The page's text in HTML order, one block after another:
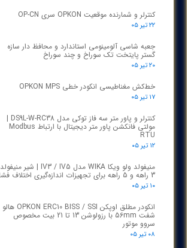
کنترلر و شمارنده موقعیت OPKON سری OP-CN
۲۲ تیر ۰۵
جعبه شاسی آلومینومی استاندارد و محافظ دار سازه
گستر پایتخت تک سوراخ و چند سوراخ
۲۰ تیر ۰۵
خط‌کش مغناطیسی انکودر خطی OPKON MPS
۱۷ تیر ۰۵
کنترلر و پاور متر سه فاز توکی مدل DS9L-W-RC38 |
مولتی فانکشن پاور متر دیجیتال با ارتباط Modbus
RTU
۱۲ تیر ۰۵
منیفولد ولو ویکا WIKA مدل IV3 / IV5 | شیر منیفولد
3 راهه و 5 راهه برای تجهیزات اندازه‌گیری اختلاف فشار
۱۰ تیر ۰۵
انکودر مطلق اوپکن OPKON ERC10 BISS / SSI هالو
شفت 56mm با رزولوشن 13 تا 21 بیت مخصوص
سروو موتور
۰۸ تیر ۰۵